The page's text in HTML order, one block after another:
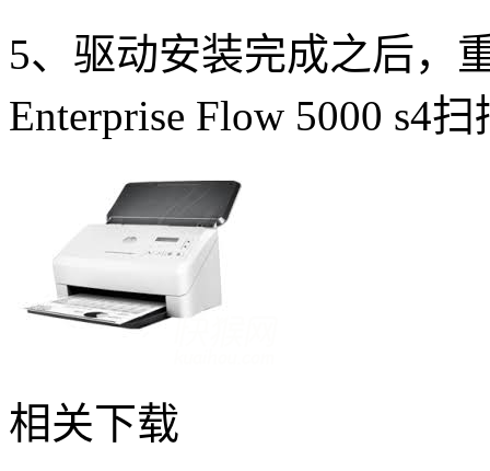
5、驱动安装完成之后，
Enterprise Flow 5000 s4
相关下载